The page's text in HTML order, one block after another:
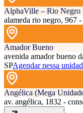
AlphaVille – Rio Negro
alameda rio negro, 967
Amador Bueno
avenida amador bueno
SPAgendar nessa
Angélica (Mega
av. angélica, 1832 -